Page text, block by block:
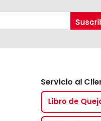
Servicio al
Libro de